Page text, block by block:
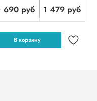
690 руб 1 479 руб
В корзину